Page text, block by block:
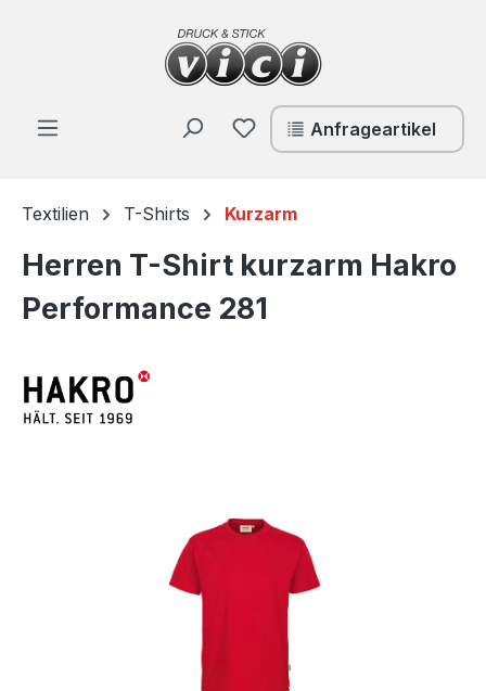
Zum Hauptinhalt springen
Du hast 0 Produkte auf
Anfrageartikel
Textilien T-Shirts Kurzarm
Herren T-Shirt kurzarm Hakro
Performance 281